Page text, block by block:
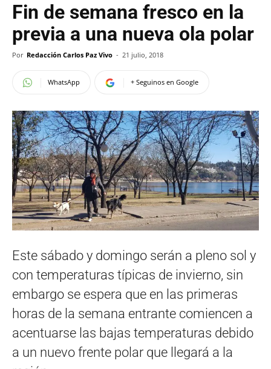
Fin de semana fresco en la
previa a una nueva ola polar
Por Redacción Carlos Paz Vivo - 21 julio, 2018
WhatsApp + Seguinos en Google
Este sábado y domingo serán a pleno sol y
con temperaturas típicas de invierno, sin
embargo se espera que en las primeras
horas de la semana entrante comiencen a
acentuarse las bajas temperaturas debido
a un nuevo frente polar que llegará a la